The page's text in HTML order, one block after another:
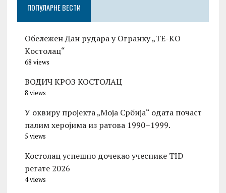
ПОПУЛАРНЕ ВЕСТИ
Обележен Дан рудара у Огранку „ТЕ-KО
Kостолац“
68 views
ВОДИЧ КРОЗ КОСТОЛАЦ
8 views
У оквиру пројекта „Моја Србија“ одата почаст
палим херојима из ратова 1990–1999.
5 views
Костолац успешно дочекао учеснике TID
регате 2026
4 views